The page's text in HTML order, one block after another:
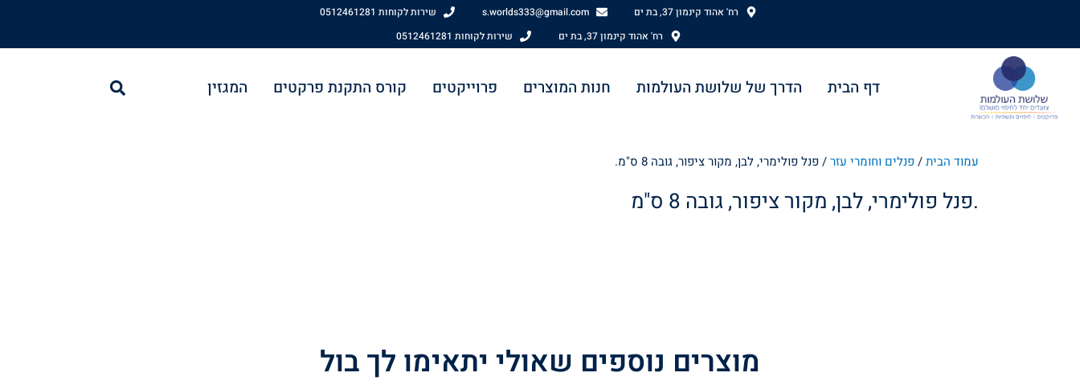
רח' אהוד קינמון 37, בת ים s.worlds333@gmail.com
שירות לקוחות 0512461281
רח' אהוד קינמון 37, בת ים
שירות לקוחות 0512461281
דף הבית הדרך של שלושת העולמות חנות המוצרים פרוייקטים קורס התקנת פרקטים המגזין חיפוש
עמוד הבית/ פנלים וחומרי עזר/ פנל פולימרי, לבן, מקור ציפור, גובה 8 ס"מ.
פנל פולימרי, לבן, מקור ציפור, גובה 8 ס"מ.
מוצרים נוספים שאולי יתאימו לך בול